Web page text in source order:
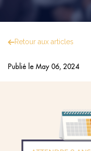
Retour aux articles
Publié le May 06, 2024